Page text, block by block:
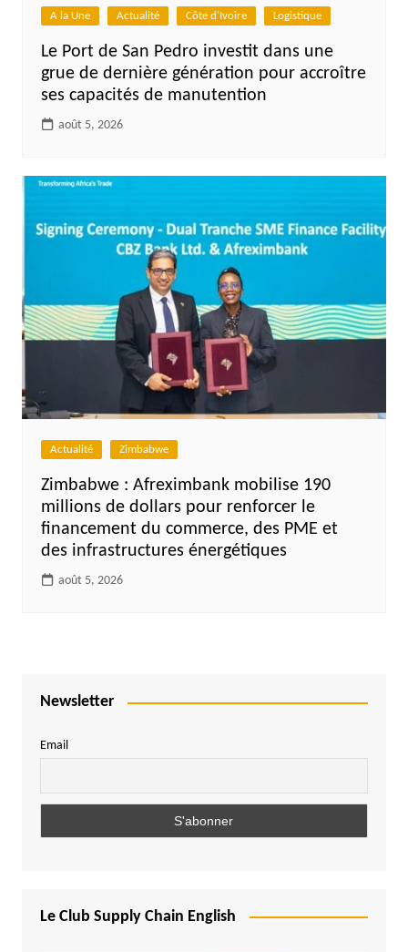
A la Une Actualité Côte d'Ivoire Logistique
Le Port de San Pedro investit dans une
grue de dernière génération pour accroître
ses capacités de manutention
août 5, 2026
Actualité Zimbabwe
Zimbabwe : Afreximbank mobilise 190
millions de dollars pour renforcer le
financement du commerce, des PME et
des infrastructures énergétiques
août 5, 2026
Newsletter
Email
Le Club Supply Chain English